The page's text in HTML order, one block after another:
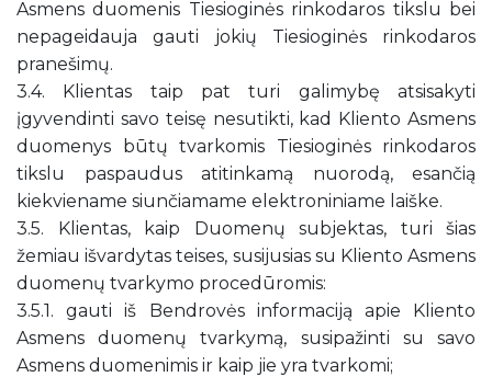
Asmens duomenis Tiesioginės rinkodaros tikslu bei
nepageidauja gauti jokių Tiesioginės rinkodaros
pranešimų.
3.4. Klientas taip pat turi galimybę atsisakyti
įgyvendinti savo teisę nesutikti, kad Kliento Asmens
duomenys būtų tvarkomis Tiesioginės rinkodaros
tikslu paspaudus atitinkamą nuorodą, esančią
kiekviename siunčiamame elektroniniame laiške.
3.5. Klientas, kaip Duomenų subjektas, turi šias
žemiau išvardytas teises, susijusias su Kliento Asmens
duomenų tvarkymo procedūromis:
3.5.1. gauti iš Bendrovės informaciją apie Kliento
Asmens duomenų tvarkymą, susipažinti su savo
Asmens duomenimis ir kaip jie yra tvarkomi;